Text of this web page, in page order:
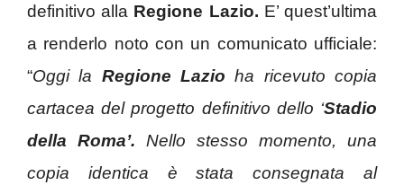
definitivo alla Regione Lazio. E’ quest’ultima
a renderlo noto con un comunicato ufficiale:
“Oggi la Regione Lazio ha ricevuto copia
cartacea del progetto definitivo dello ‘Stadio
della Roma’. Nello stesso momento, una
copia identica è stata consegnata al